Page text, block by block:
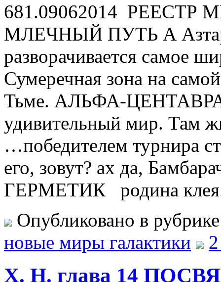
681.09062014
МЛЕЧНЫЙ ПУТЬ А
разворачивается самое
Сумеречная зона на
Тьме. АЛЬФА-
удивительный мир. Там
…победителем турнира
его, зовут? ах да,
ГЕРМЕТИК родина
Опубликовано в
новые миры галактики
Х. Н. глава 14